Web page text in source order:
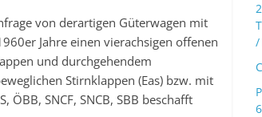
von derartigen Güterwagen mit
Jahre einen vierachsigen offenen
und durchgehendem
Stirnklappen (Eas) bzw. mit
SNCF, SNCB, SBB beschafft
/